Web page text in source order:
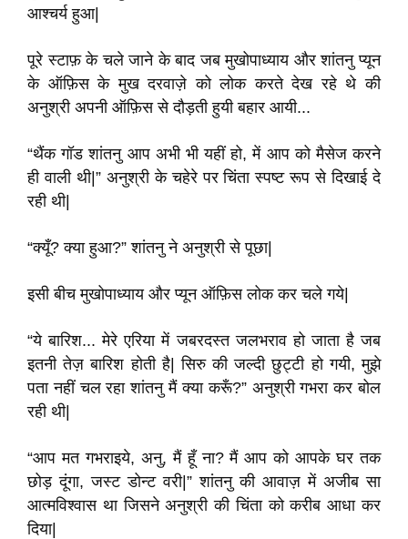
आश्चर्य हुआ|
पूरे स्टाफ़ के चले जाने के बाद जब मुखोपाध्याय और शांतनु प्यून
के ऑफ़िस के मुख दरवाज़े को लोक करते देख रहे थे की
अनुश्री अपनी ऑफ़िस से दौड़ती हुयी बहार आयी...
“थैंक गॉड शांतनु आप अभी भी यहीं हो, में आप को मैसेज करने
ही वाली थी|” अनुश्री के चहेरे पर चिंता स्पष्ट रूप से दिखाई दे
रही थी|
“क्यूँ? क्या हुआ?” शांतनु ने अनुश्री से पूछा|
इसी बीच मुखोपाध्याय और प्यून ऑफ़िस लोक कर चले गये|
“ये बारिश... मेरे एरिया में जबरदस्त जलभराव हो जाता है जब
इतनी तेज़ बारिश होती है| सिरु की जल्दी छुट्टी हो गयी, मुझे
पता नहीं चल रहा शांतनु मैं क्या करूँ?” अनुश्री गभरा कर बोल
रही थी|
“आप मत गभराइये, अनु, मैं हूँ ना? मैं आप को आपके घर तक
छोड़ दूंगा, जस्ट डोन्ट वरी|” शांतनु की आवाज़ में अजीब सा
आत्मविश्वास था जिसने अनुश्री की चिंता को करीब आधा कर
दिया|